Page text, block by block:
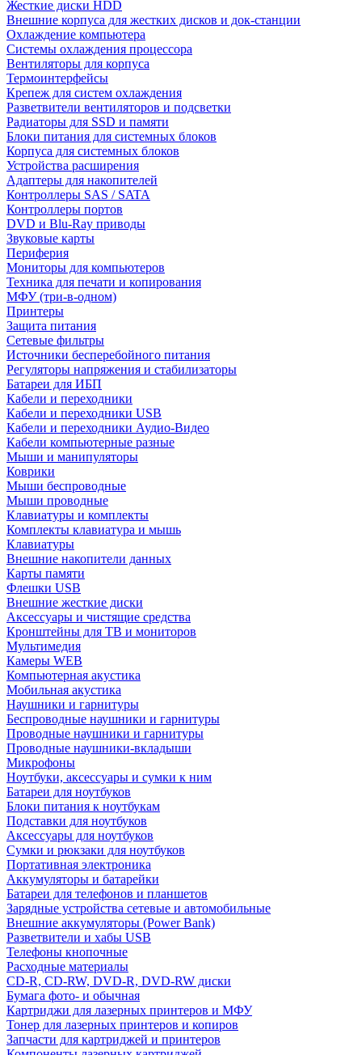
Жесткие диски HDD
Внешние корпуса для жестких дисков и док-станции
Охлаждение компьютера
Системы охлаждения процессора
Вентиляторы для корпуса
Термоинтерфейсы
Крепеж для систем охлаждения
Разветвители вентиляторов и подсветки
Радиаторы для SSD и памяти
Блоки питания для системных блоков
Корпуса для системных блоков
Устройства расширения
Адаптеры для накопителей
Контроллеры SAS / SATA
Контроллеры портов
DVD и Blu-Ray приводы
Звуковые карты
Периферия
Мониторы для компьютеров
Техника для печати и копирования
МФУ (три-в-одном)
Принтеры
Защита питания
Сетевые фильтры
Источники бесперебойного питания
Регуляторы напряжения и стабилизаторы
Батареи для ИБП
Кабели и переходники
Кабели и переходники USB
Кабели и переходники Аудио-Видео
Кабели компьютерные разные
Мыши и манипуляторы
Коврики
Мыши беспроводные
Мыши проводные
Клавиатуры и комплекты
Комплекты клавиатура и мышь
Клавиатуры
Внешние накопители данных
Карты памяти
Флешки USB
Внешние жесткие диски
Аксессуары и чистящие средства
Кронштейны для ТВ и мониторов
Мультимедия
Камеры WEB
Компьютерная акустика
Мобильная акустика
Наушники и гарнитуры
Беспроводные наушники и гарнитуры
Проводные наушники и гарнитуры
Проводные наушники-вкладыши
Микрофоны
Ноутбуки, аксессуары и сумки к ним
Батареи для ноутбуков
Блоки питания к ноутбукам
Подставки для ноутбуков
Аксессуары для ноутбуков
Сумки и рюкзаки для ноутбуков
Портативная электроника
Аккумуляторы и батарейки
Батареи для телефонов и планшетов
Зарядные устройства сетевые и автомобильные
Внешние аккумуляторы (Power Bank)
Разветвители и хабы USB
Телефоны кнопочные
Расходные материалы
CD-R, CD-RW, DVD-R, DVD-RW диски
Бумага фото- и обычная
Картриджи для лазерных принтеров и МФУ
Тонер для лазерных принтеров и копиров
Запчасти для картриджей и принтеров